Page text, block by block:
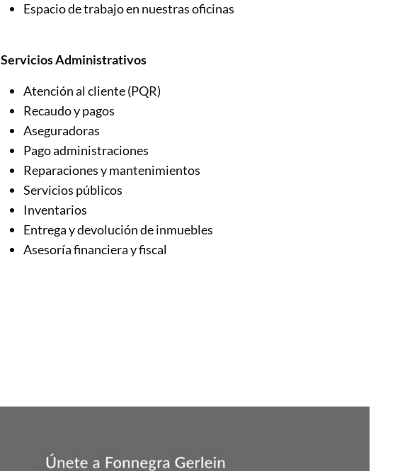
Espacio de trabajo en nuestras oficinas
Servicios Administrativos
Atención al cliente (PQR)
Recaudo y pagos
Aseguradoras
Pago administraciones
Reparaciones y mantenimientos
Servicios públicos
Inventarios
Entrega y devolución de inmuebles
Asesoría financiera y fiscal